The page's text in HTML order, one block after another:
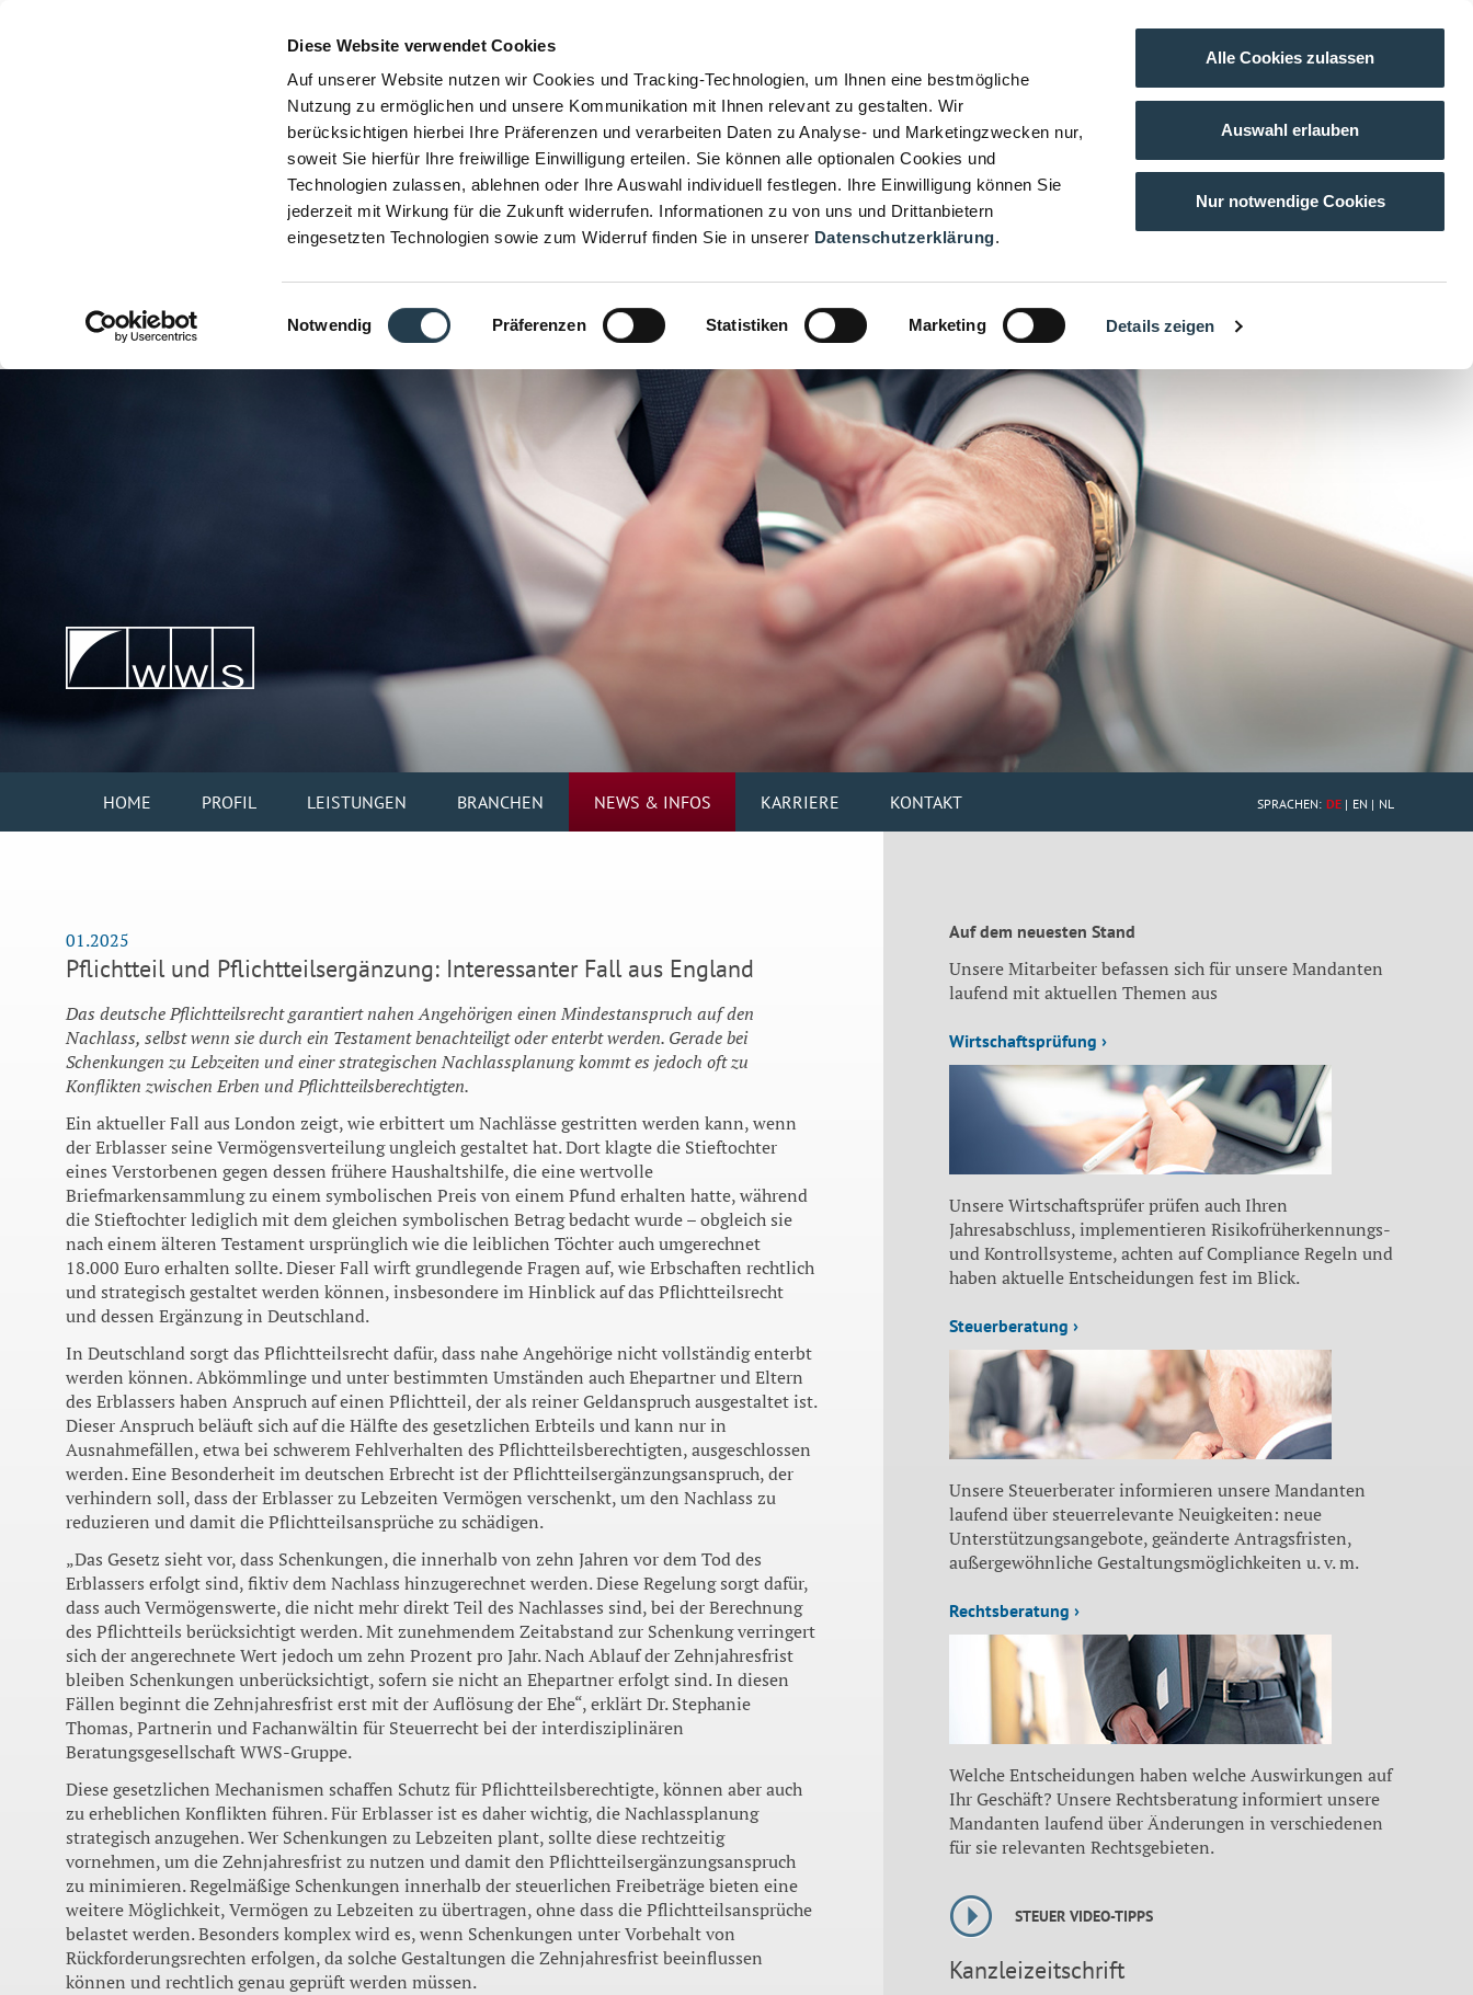
Diese Website verwendet Cookies
Auf unserer Website nutzen wir Cookies und Tracking-Technologien, um Ihnen eine bestmögliche
Nutzung zu ermöglichen und unsere Kommunikation mit Ihnen relevant zu gestalten. Wir
berücksichtigen hierbei Ihre Präferenzen und verarbeiten Daten zu Analyse- und Marketingzwecken nur,
soweit Sie hierfür Ihre freiwillige Einwilligung erteilen. Sie können alle optionalen Cookies und
Technologien zulassen, ablehnen oder Ihre Auswahl individuell festlegen. Ihre Einwilligung können Sie
jederzeit mit Wirkung für die Zukunft widerrufen. Informationen zu von uns und Drittanbietern
eingesetzten Technologien sowie zum Widerruf finden Sie in unserer Datenschutzerklärung.
Einwilligungsauswahl
Notwendig Präferenzen Statistiken Marketing Details zeigen
Alle Cookies zulassen
Auswahl erlauben
Nur notwendige Cookies
HOME PROFIL LEISTUNGEN BRANCHEN NEWS & INFOS KARRIERE KONTAKT SPRACHEN: DE EN NL
01.2025
Pflichtteil und Pflichtteilsergänzung: Interessanter Fall aus England
Das deutsche Pflichtteilsrecht garantiert nahen Angehörigen einen Mindestanspruch auf den
Nachlass, selbst wenn sie durch ein Testament benachteiligt oder enterbt werden. Gerade bei
Schenkungen zu Lebzeiten und einer strategischen Nachlassplanung kommt es jedoch oft zu
Konflikten zwischen Erben und Pflichtteilsberechtigten.
Ein aktueller Fall aus London zeigt, wie erbittert um Nachlässe gestritten werden kann, wenn
der Erblasser seine Vermögensverteilung ungleich gestaltet hat. Dort klagte die Stieftochter
eines Verstorbenen gegen dessen frühere Haushaltshilfe, die eine wertvolle
Briefmarkensammlung zu einem symbolischen Preis von einem Pfund erhalten hatte, während
die Stieftochter lediglich mit dem gleichen symbolischen Betrag bedacht wurde – obgleich sie
nach einem älteren Testament ursprünglich wie die leiblichen Töchter auch umgerechnet
18.000 Euro erhalten sollte. Dieser Fall wirft grundlegende Fragen auf, wie Erbschaften rechtlich
und strategisch gestaltet werden können, insbesondere im Hinblick auf das Pflichtteilsrecht
und dessen Ergänzung in Deutschland.
In Deutschland sorgt das Pflichtteilsrecht dafür, dass nahe Angehörige nicht vollständig enterbt
werden können. Abkömmlinge und unter bestimmten Umständen auch Ehepartner und Eltern
des Erblassers haben Anspruch auf einen Pflichtteil, der als reiner Geldanspruch ausgestaltet ist.
Dieser Anspruch beläuft sich auf die Hälfte des gesetzlichen Erbteils und kann nur in
Ausnahmefällen, etwa bei schwerem Fehlverhalten des Pflichtteilsberechtigten, ausgeschlossen
werden. Eine Besonderheit im deutschen Erbrecht ist der Pflichtteilsergänzungsanspruch, der
verhindern soll, dass der Erblasser zu Lebzeiten Vermögen verschenkt, um den Nachlass zu
reduzieren und damit die Pflichtteilsansprüche zu schädigen.
„Das Gesetz sieht vor, dass Schenkungen, die innerhalb von zehn Jahren vor dem Tod des
Erblassers erfolgt sind, fiktiv dem Nachlass hinzugerechnet werden. Diese Regelung sorgt dafür,
dass auch Vermögenswerte, die nicht mehr direkt Teil des Nachlasses sind, bei der Berechnung
des Pflichtteils berücksichtigt werden. Mit zunehmendem Zeitabstand zur Schenkung verringert
sich der angerechnete Wert jedoch um zehn Prozent pro Jahr. Nach Ablauf der Zehnjahresfrist
bleiben Schenkungen unberücksichtigt, sofern sie nicht an Ehepartner erfolgt sind. In diesen
Fällen beginnt die Zehnjahresfrist erst mit der Auflösung der Ehe“, erklärt Dr. Stephanie
Thomas, Partnerin und Fachanwältin für Steuerrecht bei der interdisziplinären
Beratungsgesellschaft WWS-Gruppe.
Diese gesetzlichen Mechanismen schaffen Schutz für Pflichtteilsberechtigte, können aber auch
zu erheblichen Konflikten führen. Für Erblasser ist es daher wichtig, die Nachlassplanung
strategisch anzugehen. Wer Schenkungen zu Lebzeiten plant, sollte diese rechtzeitig
vornehmen, um die Zehnjahresfrist zu nutzen und damit den Pflichtteilsergänzungsanspruch
zu minimieren. Regelmäßige Schenkungen innerhalb der steuerlichen Freibeträge bieten eine
weitere Möglichkeit, Vermögen zu Lebzeiten zu übertragen, ohne dass die Pflichtteilsansprüche
belastet werden. Besonders komplex wird es, wenn Schenkungen unter Vorbehalt von
Rückforderungsrechten erfolgen, da solche Gestaltungen die Zehnjahresfrist beeinflussen
können und rechtlich genau geprüft werden müssen.
Auf dem neuesten Stand
Unsere Mitarbeiter befassen sich für unsere Mandanten
laufend mit aktuellen Themen aus
Wirtschaftsprüfung ›
Unsere Wirtschaftsprüfer prüfen auch Ihren
Jahresabschluss, implementieren Risikofrüherkennungs-
und Kontrollsysteme, achten auf Compliance Regeln und
haben aktuelle Entscheidungen fest im Blick.
Steuerberatung ›
Unsere Steuerberater informieren unsere Mandanten
laufend über steuerrelevante Neuigkeiten: neue
Unterstützungsangebote, geänderte Antragsfristen,
außergewöhnliche Gestaltungsmöglichkeiten u. v. m.
Rechtsberatung ›
Welche Entscheidungen haben welche Auswirkungen auf
Ihr Geschäft? Unsere Rechtsberatung informiert unsere
Mandanten laufend über Änderungen in verschiedenen
für sie relevanten Rechtsgebieten.
STEUER VIDEO-TIPPS
Kanzleizeitschrift